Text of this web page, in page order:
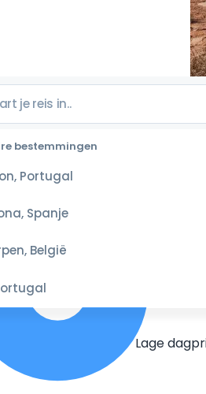
bestemmingen
Portugal
Spanje
België
Grootste
Lage